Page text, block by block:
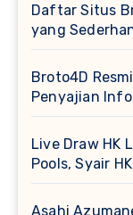
Daftar Situs
yang
Broto4D
Penyajian
Live Draw HK
Pools, Syair
Asahi